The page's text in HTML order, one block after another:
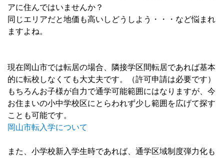
アに住んではいませんか？
同じエリアだと地価も高いしどうしよう・・・など悩まれ
ますよね。
現在岡山市では転居の場合、隣接学区間転居であれば基本
的に転校しなくても大丈夫です。（許可申請は必要です）
もちろんお子様が自力で通学可能範囲にはなりますが、今
お住まいの小中学校区にとらわれず少し範囲を広げて探す
ことも可能です。
岡山市転入学について
また、小学校新入学生時であれば、通学区域制度弾力化も